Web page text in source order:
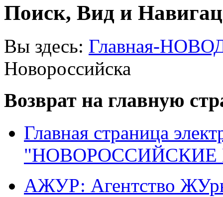
Поиск, Вид и
Вы здесь: Главная-
Новороссийска
Возврат на главную
Главная страница
"НОВОРОССИЙСКИЕ
АЖУР: Агентство